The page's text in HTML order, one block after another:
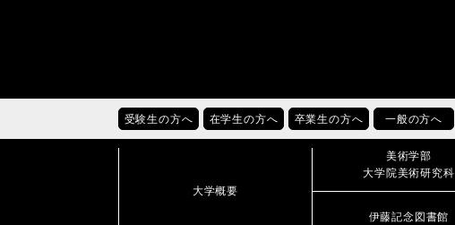
受験生の方へ 在学生の方へ 卒業生の方へ 一般の方へ
大学概要
美術学部
大学院美術研究科
伊藤記念図書館